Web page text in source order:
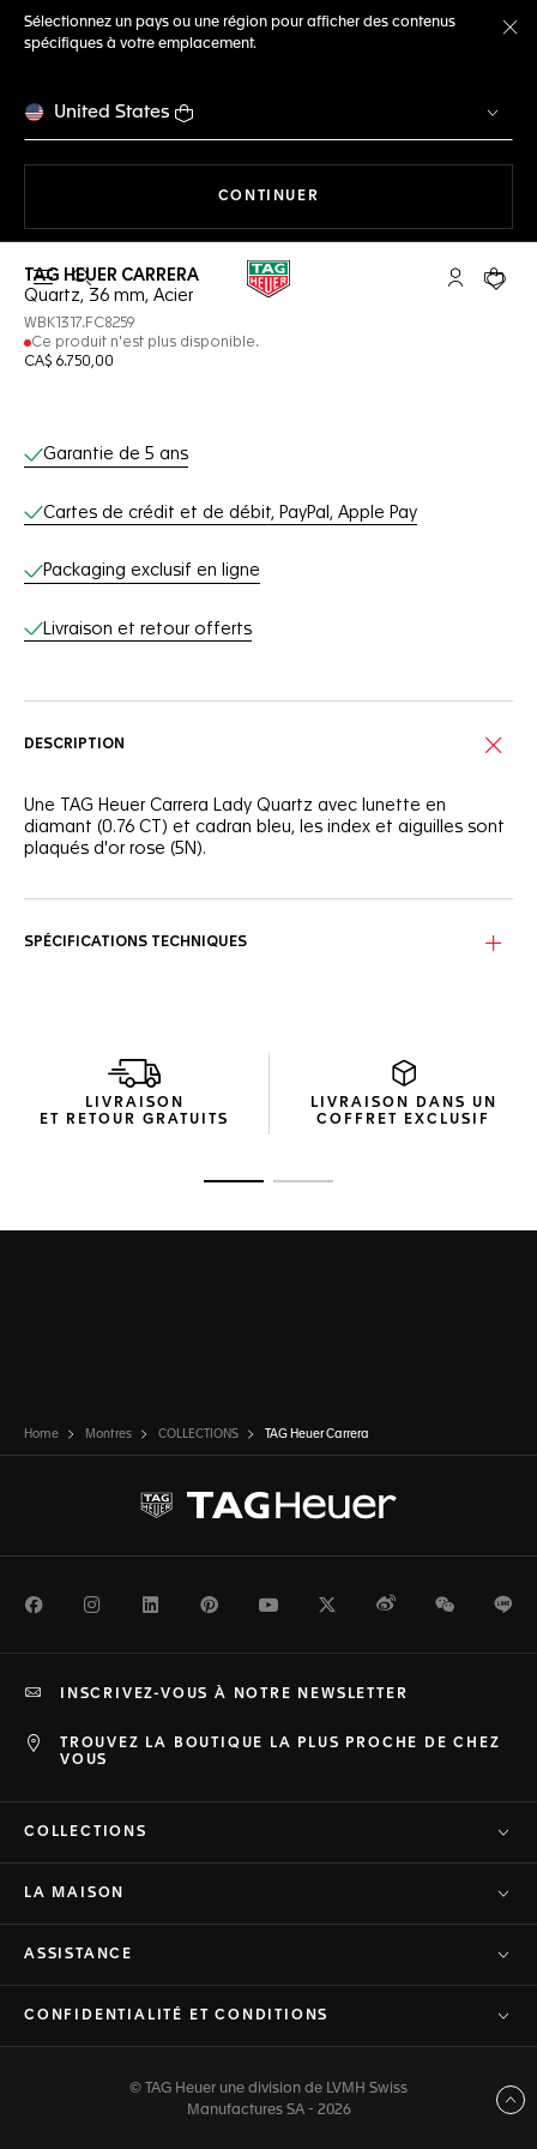
Sélectionnez un pays ou une région pour afficher des contenus
spécifiques à votre emplacement.
United States
CONTINUER
Ouvrir la barre de recherche Compte My
Votre
TAG HEUER CARRERA
Quartz, 36 mm, Acier
WBK1317.FC8259
Ce produit n'est plus disponible.
CA$ 6.750,00
Services en ligne
Garantie de 5 ans
Cartes de crédit et de débit, PayPal, Apple Pay
Packaging exclusif en ligne
Livraison et retour offerts
DESCRIPTION
Une TAG Heuer Carrera Lady Quartz avec lunette en
diamant (0.76 CT) et cadran bleu, les index et aiguilles sont
plaqués d'or rose (5N).
SPÉCIFICATIONS TECHNIQUES
LIVRAISON
ET RETOUR GRATUITS
LIVRAISON DANS UN
COFFRET EXCLUSIF
Home Montres COLLECTIONS TAG Heuer Carrera
FacebookInstagramLinkedInPinterestYoutubeTwitterWeiboWeChat
TROUVEZ LA BOUTIQUE LA PLUS PROCHE DE CHEZ
VOUS
INSCRIVEZ-VOUS À NOTRE NEWSLETTER
COLLECTIONS
LA MAISON
ASSISTANCE
CONFIDENTIALITÉ ET CONDITIONS
© TAG Heuer une division de LVMH Swiss
Manufactures SA - 2026
Haut de page